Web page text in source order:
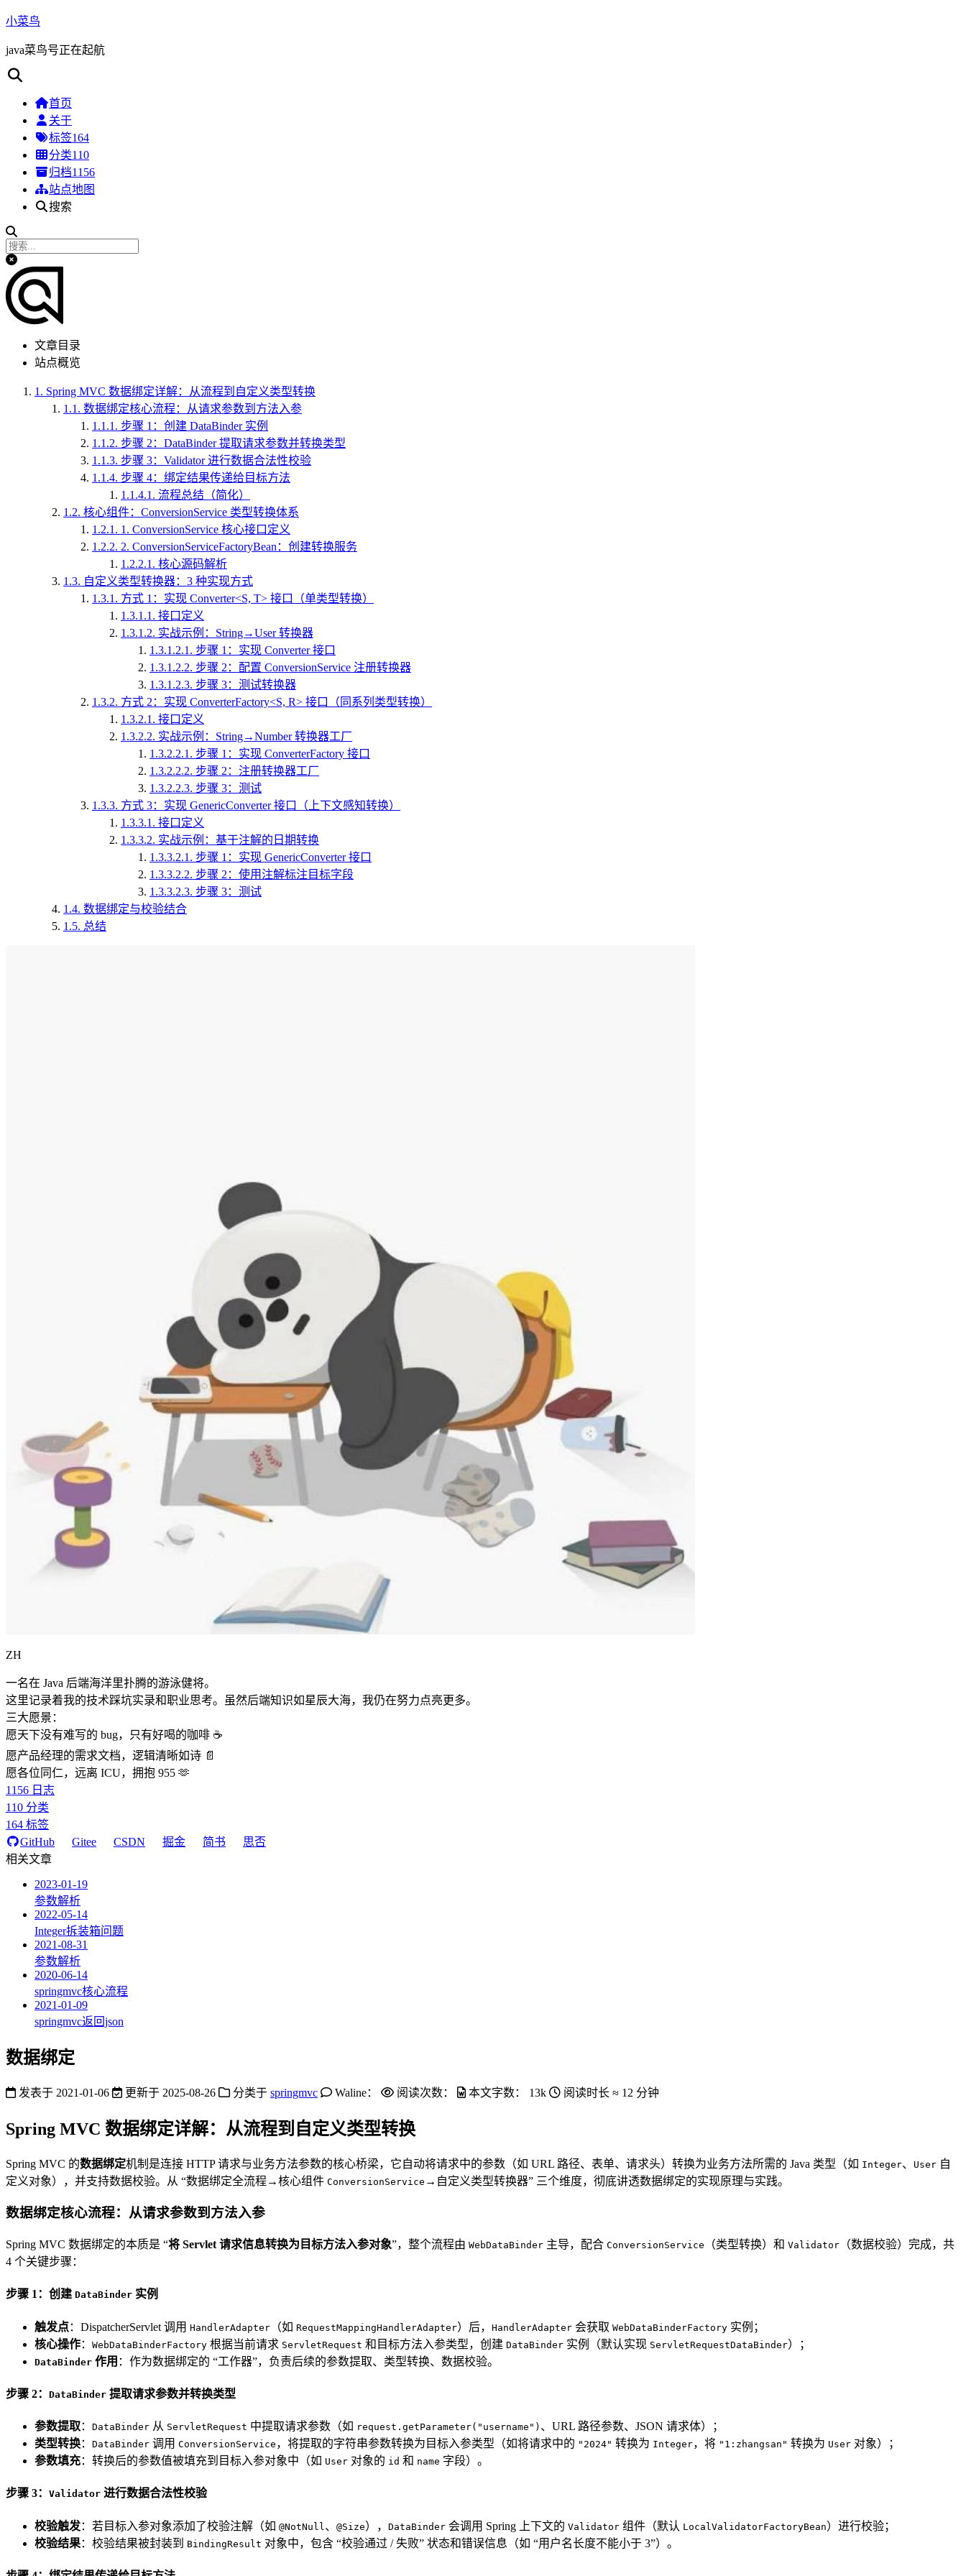
小菜鸟
java菜鸟号正在起航
首页
关于
标签164
分类110
归档1156
站点地图
搜索
文章目录
站点概览
1. Spring MVC 数据绑定详解：从流程到自定义类型转换
1.1. 数据绑定核心流程：从请求参数到方法入参
1.1.1. 步骤 1：创建 DataBinder 实例
1.1.2. 步骤 2：DataBinder 提取请求参数并转换类型
1.1.3. 步骤 3：Validator 进行数据合法性校验
1.1.4. 步骤 4：绑定结果传递给目标方法
1.1.4.1. 流程总结（简化）
1.2. 核心组件：ConversionService 类型转换体系
1.2.1. 1. ConversionService 核心接口定义
1.2.2. 2. ConversionServiceFactoryBean：创建转换服务
1.2.2.1. 核心源码解析
1.3. 自定义类型转换器：3 种实现方式
1.3.1. 方式 1：实现 Converter<S, T> 接口（单类型转换）
1.3.1.1. 接口定义
1.3.1.2. 实战示例：String→User 转换器
1.3.1.2.1. 步骤 1：实现 Converter 接口
1.3.1.2.2. 步骤 2：配置 ConversionService 注册转换器
1.3.1.2.3. 步骤 3：测试转换器
1.3.2. 方式 2：实现 ConverterFactory<S, R> 接口（同系列类型转换）
1.3.2.1. 接口定义
1.3.2.2. 实战示例：String→Number 转换器工厂
1.3.2.2.1. 步骤 1：实现 ConverterFactory 接口
1.3.2.2.2. 步骤 2：注册转换器工厂
1.3.2.2.3. 步骤 3：测试
1.3.3. 方式 3：实现 GenericConverter 接口（上下文感知转换）
1.3.3.1. 接口定义
1.3.3.2. 实战示例：基于注解的日期转换
1.3.3.2.1. 步骤 1：实现 GenericConverter 接口
1.3.3.2.2. 步骤 2：使用注解标注目标字段
1.3.3.2.3. 步骤 3：测试
1.4. 数据绑定与校验结合
1.5. 总结
ZH
一名在 Java 后端海洋里扑腾的游泳健将。
这里记录着我的技术踩坑实录和职业思考。虽然后端知识如星辰大海，我仍在努力点亮更多。
三大愿景：
愿天下没有难写的 bug，只有好喝的咖啡 ☕️
愿产品经理的需求文档，逻辑清晰如诗 📄
愿各位同仁，远离 ICU，拥抱 955 🫶
1156 日志
110 分类
164 标签
GitHub
Gitee CSDN 掘金 简书
思否
相关文章
2023-01-19
参数解析
2022-05-14
Integer拆装箱问题
2021-08-31
参数解析
2020-06-14
springmvc核心流程
2021-01-09
springmvc返回json
数据绑定
发表于 2021-01-06 更新于 2025-08-26 分类于 springmvc Waline： 阅读次数： 本文字数： 13k 阅读时长 ≈ 12 分钟
Spring MVC 数据绑定详解：从流程到自定义类型转换
Spring MVC 的数据绑定机制是连接 HTTP 请求与业务方法参数的核心桥梁，它自动将请求中的参数（如 URL 路径、表单、请求头）转换为业务方法所需的 Java 类型（如 Integer、 User 自
定义对象），并支持数据校验。从 “数据绑定全流程→核心组件 ConversionService →自定义类型转换器” 三个维度，彻底讲透数据绑定的实现原理与实践。
数据绑定核心流程：从请求参数到方法入参
Spring MVC 数据绑定的本质是 “将 Servlet 请求信息转换为目标方法入参对象”，整个流程由 WebDataBinder 主导，配合 ConversionService （类型转换）和 Validator （数据校验）完成，共
4 个关键步骤：
步骤 1：创建 DataBinder 实例
触发点：DispatcherServlet 调用 HandlerAdapter （如 RequestMappingHandlerAdapter）后， HandlerAdapter 会获取 WebDataBinderFactory 实例；
核心操作： WebDataBinderFactory 根据当前请求 ServletRequest 和目标方法入参类型，创建 DataBinder 实例（默认实现 ServletRequestDataBinder）；
DataBinder 作用 ：作为数据绑定的 “工作器”，负责后续的参数提取、类型转换、数据校验。
步骤 2： DataBinder 提取请求参数并转换类型
参数提取： DataBinder 从 ServletRequest 中提取请求参数（如 request.getParameter("username") 、URL 路径参数、JSON 请求体）；
类型转换： DataBinder 调用 ConversionService ，将提取的字符串参数转换为目标入参类型（如将请求中的 "2024" 转换为 Integer，将 "1:zhangsan" 转换为 User 对象）；
参数填充：转换后的参数值被填充到目标入参对象中（如 User 对象的 id 和 name 字段）。
步骤 3： Validator 进行数据合法性校验
校验触发：若目标入参对象添加了校验注解（如 @NotNull 、 @Size）， DataBinder 会调用 Spring 上下文的 Validator 组件（默认 LocalValidatorFactoryBean）进行校验；
校验结果：校验结果被封装到 BindingResult 对象中，包含 “校验通过 / 失败” 状态和错误信息（如 “用户名长度不能小于 3”）。